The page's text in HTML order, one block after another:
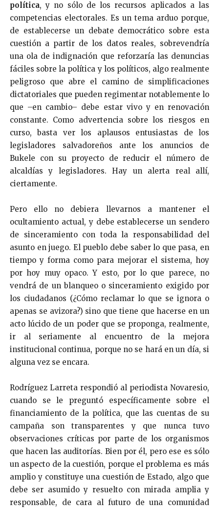
política, y no sólo de los recursos aplicados a las
competencias electorales. Es un tema arduo porque,
de establecerse un debate democrático sobre esta
cuestión a partir de los datos reales, sobrevendría
una ola de indignación que reforzaría las denuncias
fáciles sobre la política y los políticos, algo realmente
peligroso que abre el camino de simplificaciones
dictatoriales que pueden regimentar notablemente lo
que –en cambio– debe estar vivo y en renovación
constante. Como advertencia sobre los riesgos en
curso, basta ver los aplausos entusiastas de los
legisladores salvadoreños ante los anuncios de
Bukele con su proyecto de reducir el número de
alcaldías y legisladores. Hay un alerta real allí,
ciertamente.
Pero ello no debiera llevarnos a mantener el
ocultamiento actual, y debe establecerse un sendero
de sinceramiento con toda la responsabilidad del
asunto en juego. El pueblo debe saber lo que pasa, en
tiempo y forma como para mejorar el sistema, hoy
por hoy muy opaco. Y esto, por lo que parece, no
vendrá de un blanqueo o sinceramiento exigido por
los ciudadanos (¿Cómo reclamar lo que se ignora o
apenas se avizora?) sino que tiene que hacerse en un
acto lúcido de un poder que se proponga, realmente,
ir al seriamente al encuentro de la mejora
institucional continua, porque no se hará en un día, si
alguna vez se encara.
Rodríguez Larreta respondió al periodista Novaresio,
cuando se le preguntó específicamente sobre el
financiamiento de la política, que las cuentas de su
campaña son transparentes y que nunca tuvo
observaciones críticas por parte de los organismos
que hacen las auditorías. Bien por él, pero ese es sólo
un aspecto de la cuestión, porque el problema es más
amplio y constituye una cuestión de Estado, algo que
debe ser asumido y resuelto con mirada amplia y
responsable, de cara al futuro de una comunidad